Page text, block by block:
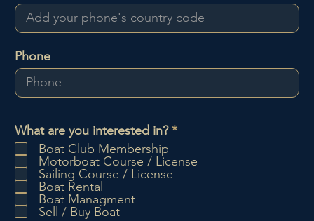
Phone
What are you interested in?*O
i
Boat Club Membership
Motorboat Course / License
Sailing Course / License
Boat Rental
Boat Managment
Sell / Buy Boat